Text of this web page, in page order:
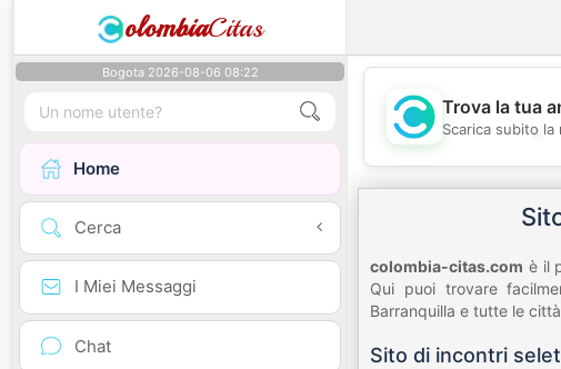
olombiaCitas
Bogota 2026-08-06 08:22
Home
Cerca
I Miei Messaggi
Chat
💖
Trova la tua
Scarica subito
colombia-citas.com è il
Qui puoi trovare
Barranquilla e tutte le
Sito di incontri